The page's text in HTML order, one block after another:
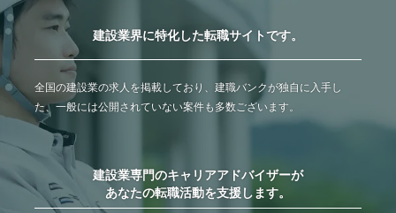
建設業界に特化した転職サイトです。
全国の建設業の求人を掲載しており、建職バンクが独自に入手し
た、一般には公開されていない案件も多数ございます。
建設業専門のキャリアアドバイザーが
あなたの転職活動を支援します。